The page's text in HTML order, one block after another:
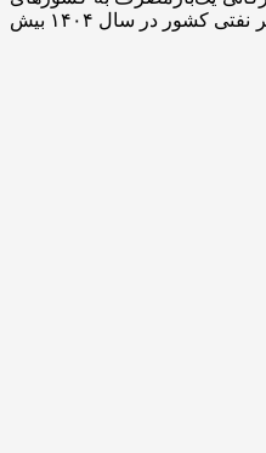
همسایه برود و این موضوع می‌تواند به صادرات رسمی آسیب بزند. بنابراین باید به عرضه و تقاضا احترام بگذاریم و محدودیت‌ها را از پیش پای تولیدکنندگان برداریم تا صادرات غیر نفتی کشور در سال ۱۴۰۴ بیش